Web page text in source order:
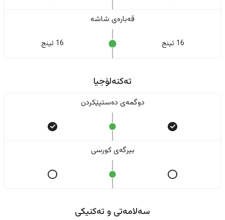
قەبارەی شاشە
16 ئینج 16 ئینج
تەکنەلۆجیا
دوگمەی دەستپێکردن
بیرگەی کورسی
سەلامەتی و تەکنیکی